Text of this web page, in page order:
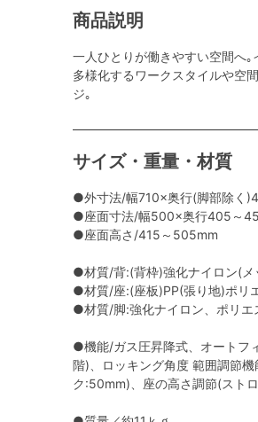
商品説明
一人ひとりが働きやすい空間へ｡
多様化するワークスタイルや空
ジ｡
サイズ・重量・材質
●外寸法/幅710×奥行(脚部除く
●座面寸法/幅500×奥行405～
●座面高さ/415～505mm
●材質/背:(背枠)強化ナイロン(メ
●材質/座:(座板)PP(張り地)ポリ
●材質/脚:強化ナイロン、ポリエ
●機能/ガス圧昇降式、オートフ
階)、ロッキング角度 範囲調節
ク:50mm)、座の高さ調節(スト